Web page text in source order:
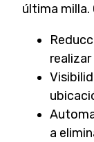
última
a